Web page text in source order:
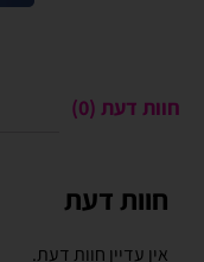
חוות דעת (0)
חוות דעת
אין עדיין חוות דעת.